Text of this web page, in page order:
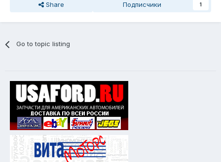
Share Подписчики 1
Go to topic listing